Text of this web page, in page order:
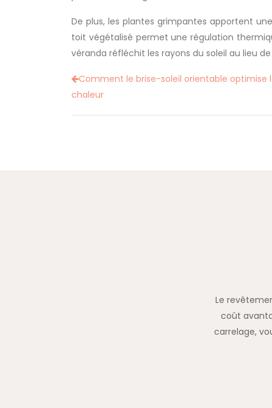
De plus, les plantes grimpantes apportent
toit végétalisé permet une régulation
véranda réfléchit les rayons du soleil au lieu
Comment le brise-soleil orientable optimise
chaleur
Le
coût
carrelage,